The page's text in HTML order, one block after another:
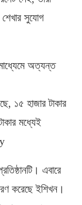
সুযোগ
অত্যন্ত
১৫ হাজার টাকার
মধ্যেই
এবারে
করেছে ইশিখন।